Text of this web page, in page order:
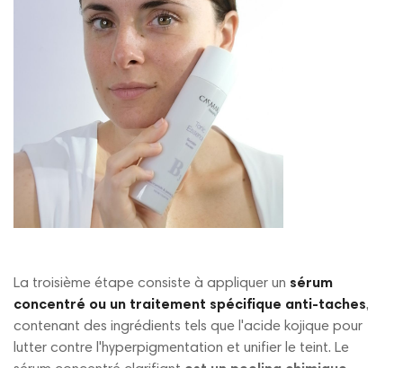
La troisième étape consiste à appliquer un sérum
concentré ou un traitement spécifique anti-taches,
contenant des ingrédients tels que l'acide kojique pour
lutter contre l'hyperpigmentation et unifier le teint. Le